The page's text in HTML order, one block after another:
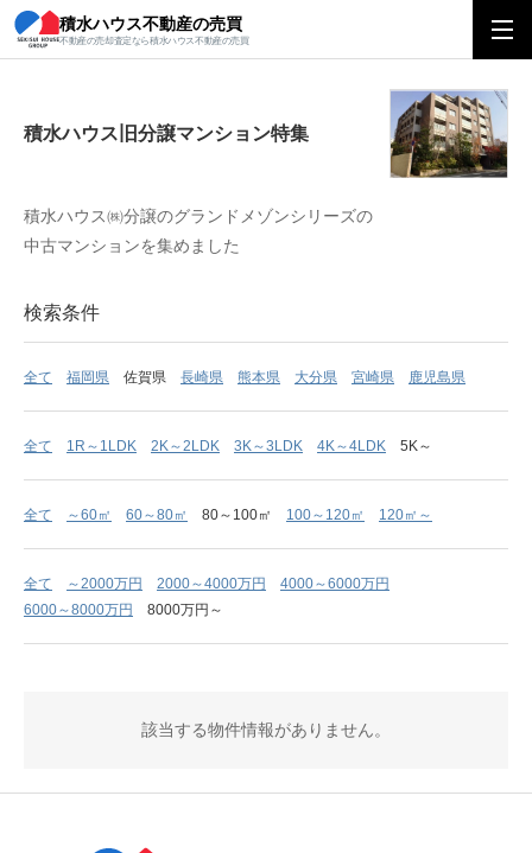
積水ハウス不動産の売買
不動産の売却査定なら積水ハウス不動産の売買
積水ハウス旧分譲マンション特集
積水ハウス旧分譲マンション特集
積水ハウス㈱分譲のグランドメゾンシリーズの
中古マンションを集めました
検索条件
全て 福岡県 佐賀県 長崎県 熊本県 大分県 宮崎県 鹿児島県
全て 1R～1LDK 2K～2LDK 3K～3LDK 4K～4LDK 5K～
全て ～60㎡ 60～80㎡ 80～100㎡ 100～120㎡ 120㎡～
全て ～2000万円 2000～4000万円
4000～6000万円
6000～8000万円
8000万円～
該当する物件情報がありません。